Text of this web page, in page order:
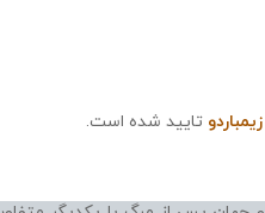
تایید شده است.